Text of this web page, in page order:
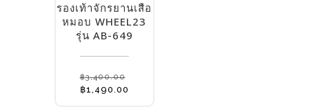
รองเท้าจักรยานเสือ
หมอบ WHEEL23
รุ่น AB-649
฿3,400.00
Original
฿1,490.00